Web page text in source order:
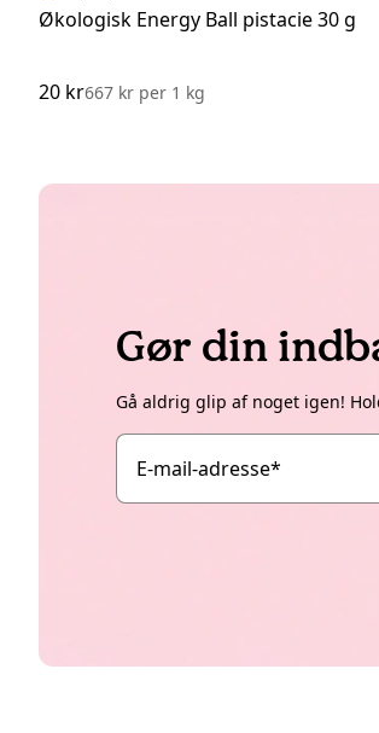
Økologisk Energy Ball pistacie 30 g
20 kr667 kr per 1 kg
Gør din
Gå aldrig glip af noget igen!
E-mail-adresse*